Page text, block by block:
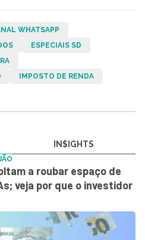
WHATSAPP
ESPECIAIS SD
IMPOSTO DE RENDA
IN$IGHTS
a roubar espaço de
veja por que o investidor